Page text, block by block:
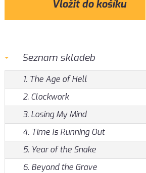
Seznam skladeb
1. The Age of Hell
2. Clockwork
3. Losing My Mind
4. Time Is Running Out
5. Year of the Snake
6. Beyond the Grave